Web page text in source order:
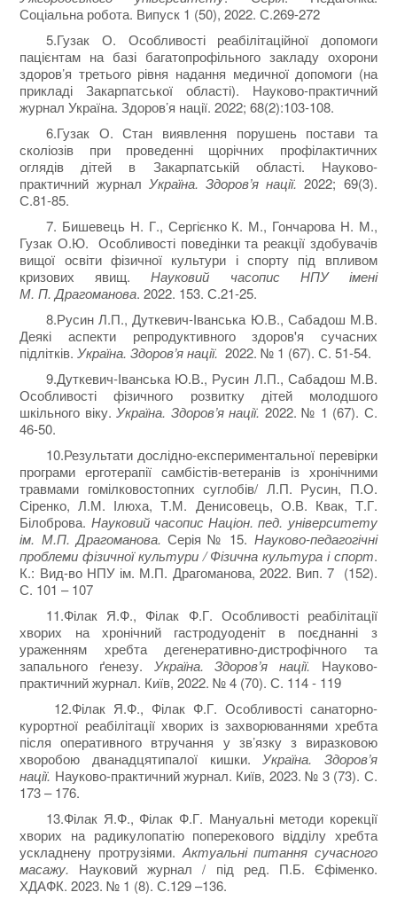
Соціальна робота. Випуск 1 (50), 2022. С.269-272
5.Гузак О. Особливості реабілітаційної допомоги
пацієнтам на базі багатопрофільного закладу охорони
здоров’я третього рівня надання медичної допомоги (на
прикладі Закарпатської області). Науково-практичний
журнал Україна. Здоров’я нації. 2022; 68(2):103-108.
6.Гузак О. Стан виявлення порушень постави та
сколіозів при проведенні щорічних профілактичних
оглядів дітей в Закарпатській області. Науково-
практичний журнал Україна. Здоров’я нації. 2022; 69(3).
С.81-85.
7. Бишевець Н. Г., Сергієнко К. М., Гончарова Н. М.,
Гузак О.Ю. Особливості поведінки та реакції здобувачів
вищої освіти фізичної культури і спорту під впливом
кризових явищ.Науковий часопис НПУ імені
М. П. Драгоманова. 2022. 153. С.21-25.
8.Русин Л.П., Дуткевич-Іванська Ю.В., Сабадош М.В.
Деякі аспекти репродуктивного здоров'я сучасних
підлітків.Україна. Здоров’я нації. 2022. № 1 (67). С. 51-54.
9.Дуткевич-Іванська Ю.В., Русин Л.П., Сабадош М.В.
Особливості фізичного розвитку дітей молодшого
шкільного віку.Україна. Здоров’я нації. 2022. № 1 (67). С.
46-50.
10.Результати дослідно-експериментальної перевірки
програми ерготерапії самбістів-ветеранів із хронічними
травмами гомілковостопних суглобів/ Л.П. Русин, П.О.
Сіренко, Л.М. Ілюха, Т.М. Денисовець, О.В. Квак, Т.Г.
Білоброва. Науковий часопис Націон. пед. університету
ім. М.П. Драгоманова. Серія № 15. Науково-педагогічні
проблеми фізичної культури / Фізична культура і спорт.
К.: Вид-во НПУ ім. М.П. Драгоманова, 2022. Вип. 7 (152).
С. 101 – 107
11.Філак Я.Ф., Філак Ф.Г. Особливості реабілітації
хворих на хронічний гастродуоденіт в поєднанні з
ураженням хребта дегенеративно-дистрофічного та
запального ґенезу. Україна. Здоров’я нації. Науково-
практичний журнал. Київ, 2022. № 4 (70). С. 114 - 119
12.Філак Я.Ф., Філак Ф.Г. Особливості санаторно-
курортної реабілітації хворих із захворюваннями хребта
після оперативного втручання у зв’язку з виразковою
хворобою дванадцятипалої кишки.Україна. Здоров’я
нації. Науково-практичний журнал. Київ, 2023. № 3 (73). С.
173 – 176.
13.Філак Я.Ф., Філак Ф.Г. Мануальні методи корекції
хворих на радикулопатію поперекового відділу хребта
ускладнену протрузіями. Актуальні питання сучасного
масажу. Науковий журнал / під ред. П.Б. Єфіменко.
ХДАФК. 2023. № 1 (8). С.129 –136.